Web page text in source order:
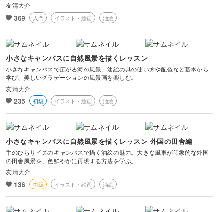
ポートレート
友清大介
369 入門 イラスト・絵画 油絵
小さなキャンバスに自然風景を描くレッスン
小さなキャンバスで広がる海の風景。油絵の具の使い方や配色など基本から
学び、美しいグラデーションの風景画を楽しむ。
友清大介
235 初級 イラスト・絵画 油絵
小さなキャンバスに自然風景を描くレッスン 外国の田舎編
手のひらサイズのキャンバスで描く油絵の魅力。大きな風車が印象的な外国
の田舎風景を、色鮮やかに再現する方法を学ぶ。
友清大介
136 中級 イラスト・絵画 油絵